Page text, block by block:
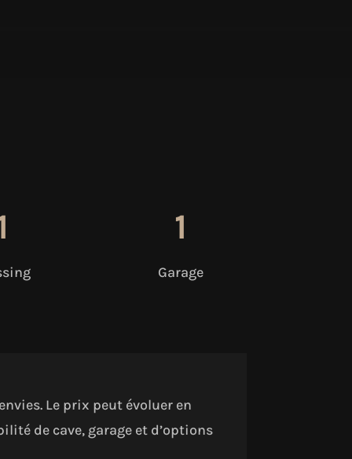
1
Garage
Le prix peut évoluer en
de cave, garage et d’options